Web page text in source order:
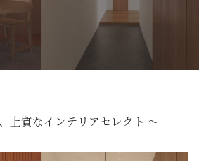
上質なインテリアセレクト ～